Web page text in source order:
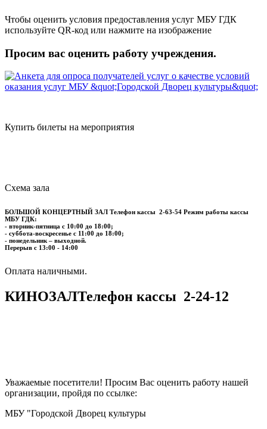
Чтобы оценить условия предоставления услуг МБУ ГДК
используйте QR-код или нажмите на изображение
Просим вас оценить работу учреждения.
Купить билеты на мероприятия
Схема зала
БОЛЬШОЙ КОНЦЕРТНЫЙ ЗАЛ Телефон кассы 2-63-54 Режим работы кассы
МБУ ГДК:
- вторник-пятница с 10:00 до 18:00;
- суббота-воскресенье с 11:00 до 18:00;
- понедельник – выходной.
Перерыв с 13:00 - 14:00
​​​​​​​Оплата наличными.
КИНОЗАЛТелефон кассы 2-24-12
Уважаемые посетители! Просим Вас оценить работу нашей
организации, пройдя по ссылке:
МБУ "Городской Дворец культуры